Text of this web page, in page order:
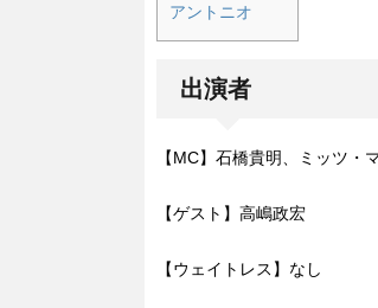
アントニオ
出演者
【MC】石橋貴明、ミッツ・
【ゲスト】高嶋政宏
【ウェイトレス】なし